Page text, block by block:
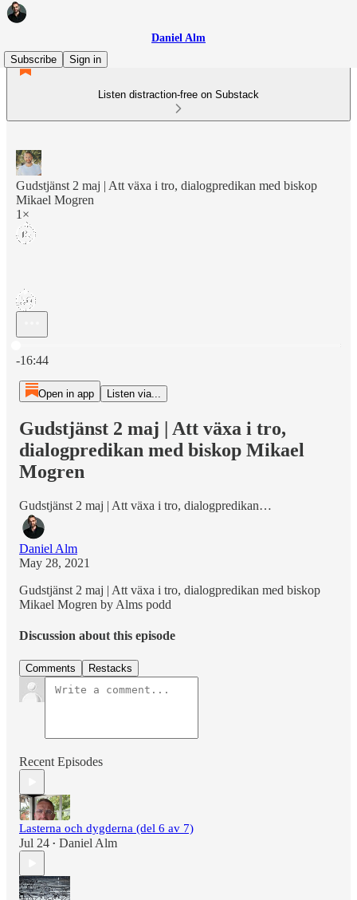
Daniel Alm
Subscribe
Sign in
Listen distraction-free on Substack
Gudstjänst 2 maj | Att växa i tro, dialogpredikan med biskop
Mikael Mogren
1×
-16:44
Open in app Listen via...
Gudstjänst 2 maj | Att växa i tro,
dialogpredikan med biskop Mikael
Mogren
Gudstjänst 2 maj | Att växa i tro, dialogpredikan…
Daniel Alm
May 28, 2021
Gudstjänst 2 maj | Att växa i tro, dialogpredikan med biskop
Mikael Mogren by Alms podd
Discussion about this episode
Comments Restacks
Recent Episodes
Lasterna och dygderna (del 6 av 7)
Jul 24 • Daniel Alm